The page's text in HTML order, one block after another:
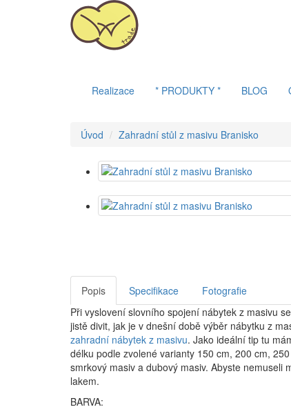
Realizace * PRODUKTY * BLOG
Úvod Zahradní stůl z masivu Branisko
Popis
Specifikace
Fotografie
Při vyslovení slovního spojení nábytek z masivu
jistě divit, jak je v dnešní době výběr nábytku z
zahradní nábytek z masivu. Jako ideální tip tu
délku podle zvolené varianty 150 cm, 200 cm,
smrkový masiv a dubový masiv. Abyste
lakem.
BARVA: